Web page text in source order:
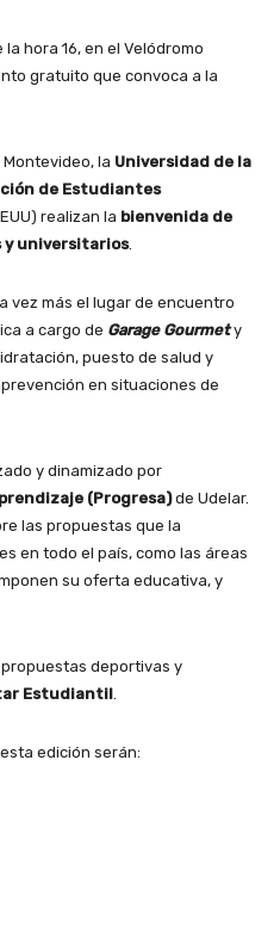
hora 16, en el Velódromo
gratuito que convoca a la
la Universidad de la
de Estudiantes
realizan la bienvenida de
y universitarios.
vez más el lugar de encuentro
a cargo de Garage Gourmety
puesto de salud y
en situaciones de
y dinamizado por
(Progresa)de Udelar.
las propuestas que la
en todo el país, como las áreas
su oferta educativa, y
deportivas y
Estudiantil.
edición serán: